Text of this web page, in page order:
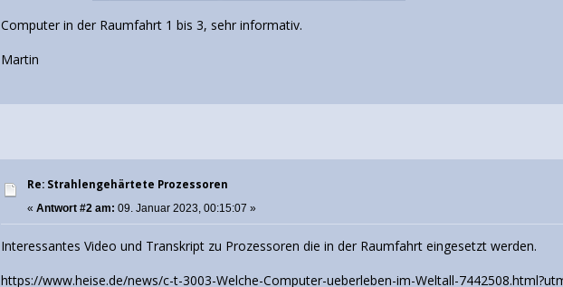
Computer in der Raumfahrt 1 bis 3, sehr informativ.
Martin
Re: Strahlengehärtete Prozessoren
«Antwort #2 am: 09. Januar 2023, 00:15:07 »
Interessantes Video und Transkript zu Prozessoren die in der Raumfahrt eingesetzt werden.
https://www.heise.de/news/c-t-3003-Welche-Computer-ueberleben-im-Weltall-